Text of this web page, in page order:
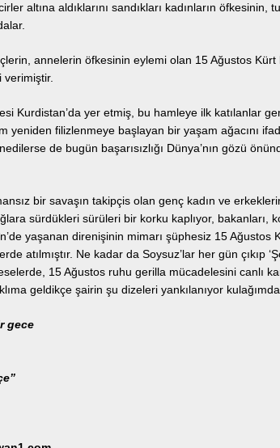
altına aldıklarını sandıkları kadınların öfkesinin,
annelerin öfkesinin eylemi olan 15 Ağustos Kürt
Kurdistan’da yer etmiş, bu hamleye ilk katılanlar
yeniden filizlenmeye başlayan bir yaşam ağacını
de bugün başarısızlığı Dünya’nın gözü
bir savaşın takipçis olan genç kadın ve
sürdükleri sürüleri bir korku kaplıyor, bakanları,
yaşanan direnişinin mimarı şüphesiz 15 Ağustos
atılmıştır. Ne kadar da Soysuz’lar her gün çıkıp
15 Ağustos ruhu gerilla mücadelesini canlı
geldikçe şairin şu dizeleri yankılanıyor
gece